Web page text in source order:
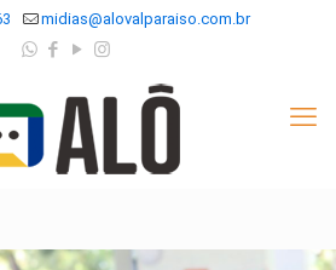
midias@alovalparaiso.com.br